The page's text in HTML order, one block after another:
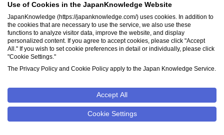
ごしに新雪の立山を眺め（北陸紀行）、旅行家橘南谿は天明五年
（一七八五）に来越、富山で越年し、のち「東遊記」を著したが、
その巻末の「名山論」は立山連峰の景観論として白眉。加賀の金子
鶴邨の「能登遊記」
見た感動を記し、スケッチも添えている。和歌では越中潜伏中の宗
けぼの」が伝承され、現高岡市牧野 に江戸時代になって歌碑が建て
られた。荒木田久老・僧海量・富士谷御杖・岩雲花香らは越中路を
旅して立山の歌を詠み、地元の国学者五十嵐篤好も立山に関する
Use of Cookies in the JapanKnowledge Website
JapanKnowledge (https://japanknowledge.com/) uses cookies. In addition to
the cookies that are necessary to use the service, we also use these
functions to analyze visitor data, improve the website, and display
personalized content. If you agree to accept cookies, please click "Accept
All." If you wish to set cookie preferences in detail or individually, please click
"Cookie Settings."
The Privacy Policy and Cookie Policy apply to the Japan Knowledge Service.
Accept All
Cookie Settings